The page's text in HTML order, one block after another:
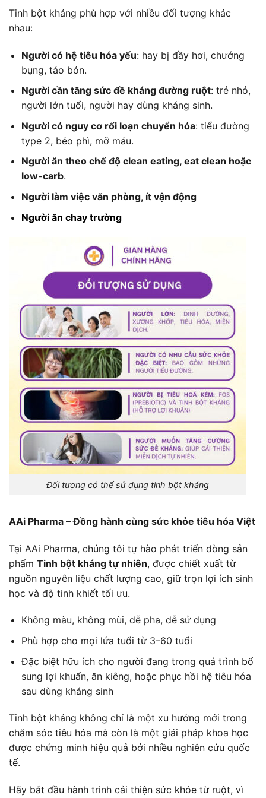
Tinh bột kháng phù hợp với nhiều đối tượng khác
nhau:
Người có hệ tiêu hóa yếu: hay bị đầy hơi, chướng
bụng, táo bón.
Người cần tăng sức đề kháng đường ruột: trẻ nhỏ,
người lớn tuổi, người hay dùng kháng sinh.
Người có nguy cơ rối loạn chuyển hóa: tiểu đường
type 2, béo phì, mỡ máu.
Người ăn theo chế độ clean eating, eat clean hoặc
low-carb.
Người làm việc văn phòng, ít vận động
Người ăn chay trường
Đối tượng có thể sử dụng tinh bột kháng
AAi Pharma – Đồng hành cùng sức khỏe tiêu hóa Việt
Tại AAi Pharma, chúng tôi tự hào phát triển dòng sản
phẩm Tinh bột kháng tự nhiên, được chiết xuất từ
nguồn nguyên liệu chất lượng cao, giữ trọn lợi ích sinh
học và độ tinh khiết tối ưu.
Không màu, không mùi, dễ pha, dễ sử dụng
Phù hợp cho mọi lứa tuổi từ 3–60 tuổi
Đặc biệt hữu ích cho người đang trong quá trình bổ
sung lợi khuẩn, ăn kiêng, hoặc phục hồi hệ tiêu hóa
sau dùng kháng sinh
Tinh bột kháng không chỉ là một xu hướng mới trong
chăm sóc tiêu hóa mà còn là một giải pháp khoa học
được chứng minh hiệu quả bởi nhiều nghiên cứu quốc
tế.
Hãy bắt đầu hành trình cải thiện sức khỏe từ ruột, vì